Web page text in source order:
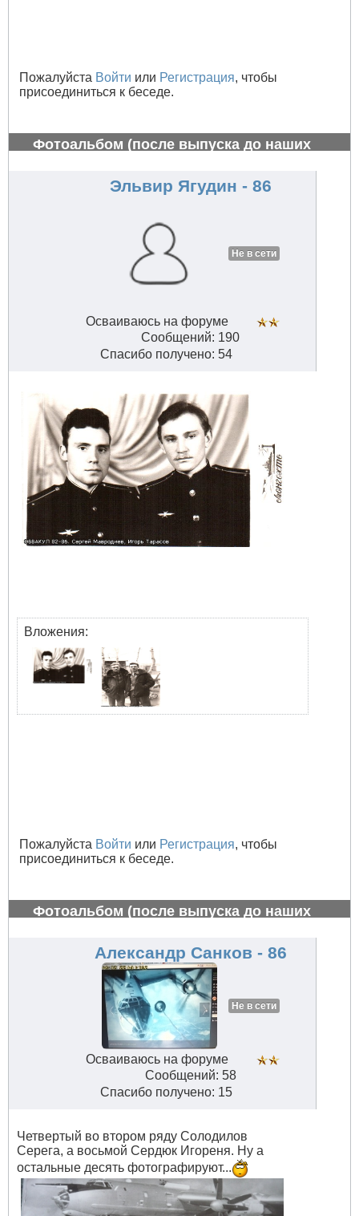
Пожалуйста Войти или Регистрация, чтобы
присоединиться к беседе.
Фотоальбом (после выпуска до наших
Эльвир Ягудин - 86
Не в сети
Осваиваюсь на форуме
Сообщений: 190
Спасибо получено: 54
Вложения:
Пожалуйста Войти или Регистрация, чтобы
присоединиться к беседе.
Фотоальбом (после выпуска до наших
Александр Санков - 86
Не в сети
Осваиваюсь на форуме
Сообщений: 58
Спасибо получено: 15
Четвертый во втором ряду Солодилов
Серега, а восьмой Сердюк Игореня. Ну а
остальные десять фотографируют...